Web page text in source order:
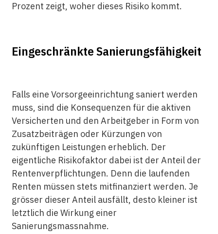
Prozent zeigt, woher dieses Risiko kommt.
Eingeschränkte Sanierungsfähigkeit
Falls eine Vorsorgeeinrichtung saniert werden
muss, sind die Kon­sequen­zen für die aktiven
Versicherten und den Arbeitgeber in Form von
Zusatzbeiträgen oder Kürzungen von
zukünftigen Leistungen erheblich. Der
eigentliche Risikofaktor dabei ist der Anteil der
Renten­verpflichtungen. Denn die laufenden
Renten müssen stets mit­finanziert werden. Je
grösser dieser Anteil ausfällt, desto kleiner ist
letztlich die Wirkung einer
Sanierungsmassnahme.